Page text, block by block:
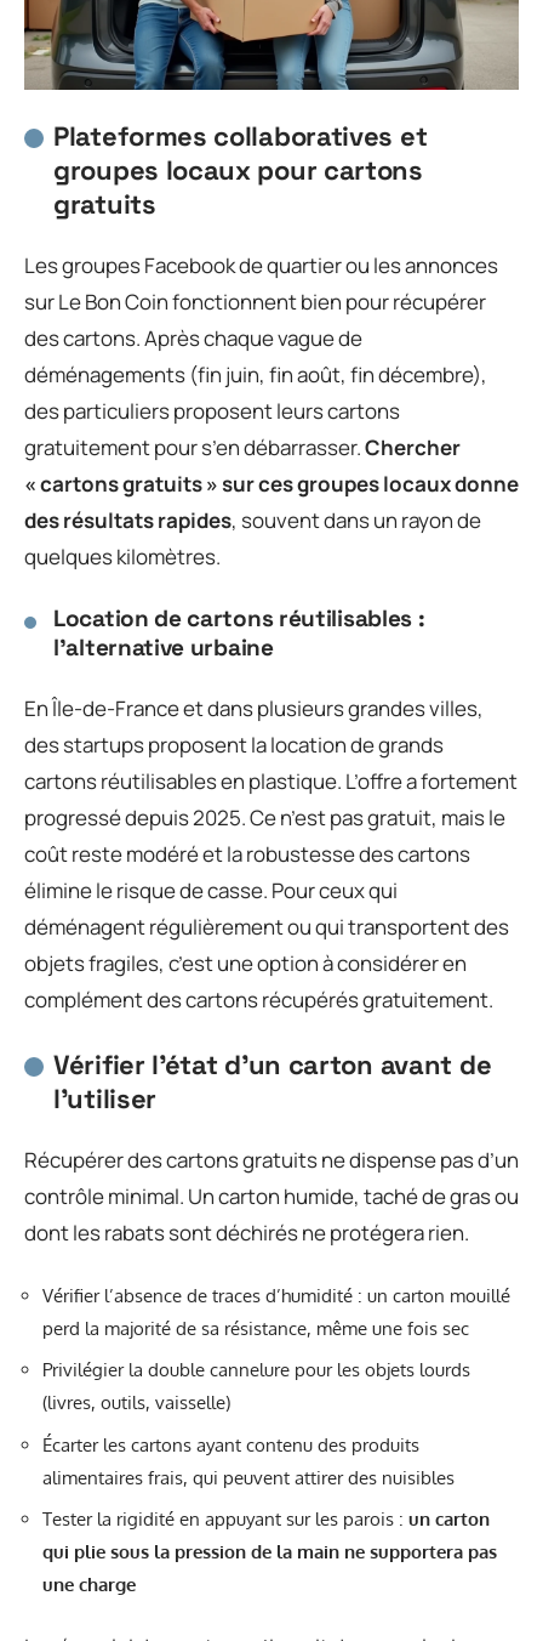
Plateformes collaboratives et
groupes locaux pour cartons
gratuits
Les groupes Facebook de quartier ou les annonces
sur Le Bon Coin fonctionnent bien pour récupérer
des cartons. Après chaque vague de
déménagements (fin juin, fin août, fin décembre),
des particuliers proposent leurs cartons
gratuitement pour s’en débarrasser.Chercher
« cartons gratuits » sur ces groupes locaux donne
des résultats rapides, souvent dans un rayon de
quelques kilomètres.
Location de cartons réutilisables :
l’alternative urbaine
En Île-de-France et dans plusieurs grandes villes,
des startups proposent la location de grands
cartons réutilisables en plastique. L’offre a fortement
progressé depuis 2025. Ce n’est pas gratuit, mais le
coût reste modéré et la robustesse des cartons
élimine le risque de casse. Pour ceux qui
déménagent régulièrement ou qui transportent des
objets fragiles, c’est une option à considérer en
complément des cartons récupérés gratuitement.
Vérifier l’état d’un carton avant de
l’utiliser
Récupérer des cartons gratuits ne dispense pas d’un
contrôle minimal. Un carton humide, taché de gras ou
dont les rabats sont déchirés ne protégera rien.
Vérifier l’absence de traces d’humidité : un carton mouillé
perd la majorité de sa résistance, même une fois sec
Privilégier la double cannelure pour les objets lourds
(livres, outils, vaisselle)
Écarter les cartons ayant contenu des produits
alimentaires frais, qui peuvent attirer des nuisibles
Tester la rigidité en appuyant sur les parois : un carton
qui plie sous la pression de la main ne supportera pas
une charge